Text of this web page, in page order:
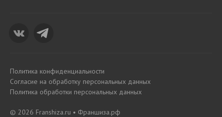
Политика конфиденциальности
Согласие на обработку персональных данных
Политика обработки персональных данных
© 2026 Franshiza.ru • Франшиза.рф